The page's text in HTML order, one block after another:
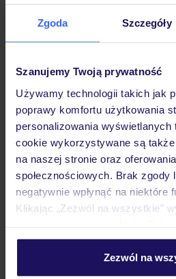
Zgoda Szczegóły
Szanujemy Twoją prywatność
Używamy technologii takich jak
poprawy komfortu użytkowania
personalizowania
cookie wykorzystywane są
na naszej stronie oraz
społecznościowych. Brak zgody
negatywnie wpłynąć na niektóre
Klikając „Zezwól na wszystkie”
personalizować swój wybór
Szczegółowe informacje o
Zezwól na
Sprawdź
wariantów
Dlaczego warto
Lider niskich cen